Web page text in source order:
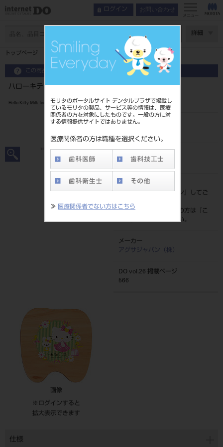
モリタのポータルサイト デンタルプラザで掲載し
ているモリタの製品、サービス等の情報は、医療
関係者の方を対象にしたものです。一般の方に対
する情報提供サイトではありません。
医療関係者の方は職種を選択ください。
≫ 医療関係者でない方はこちら
ログイン お問い合わせ
メニュー
詳細
トップページ ハローキティ ミルクティースメモリーボックス
この商品に関するお問い合わせ
ハローキティ ミルクティースメモリーボックス
Hello Kitty Milk Teeth Memory Box
品目コード
4590251600856
標準価格
価格の確認は『ログイン
』してご
ネット会員登録がまだの方は『
こ
ちら』より登録ください。
メーカー
アグサジャパン（株）
DO vol.26 掲載ページ
566
画像
※ログインすると
拡大表示できます
仕様